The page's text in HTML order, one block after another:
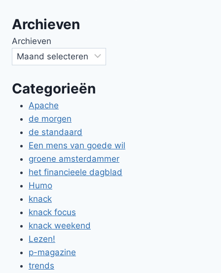
Archieven
Archieven
Categorieën
Apache
de morgen
de standaard
Een mens van goede wil
groene amsterdammer
het financieele dagblad
Humo
knack
knack focus
knack weekend
Lezen!
p-magazine
trends